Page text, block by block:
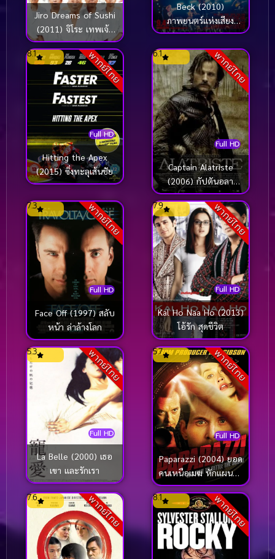
Jiro Dreams of Sushi
(2011) จิโระ เทพเจ้า
ซูชิ
Beck (2010)
ภาพยนตร์แห่งเสียง
ดนตรี
พากย์ไทย
Full HD
8.1
Hitting the Apex
(2015) ซิ่งทะลุเส้นชัย
พากย์ไทย
Full HD
6.1
Captain Alatriste
(2006) กัปตันอลา
ทริสต์
พากย์ไทย
Full HD
7.3
Face Off (1997) สลับ
หน้า ล่าล้างโลก
พากย์ไทย
Full HD
7.9
Kal Ho Naa Ho (2013)
โอ้รัก สุดชีวิต
พากย์ไทย
Full HD
5.3
La Belle (2000) เธอ
เขา และรักเรา
พากย์ไทย
Full HD
5.7
Paparazzi (2004) ยอด
คนเหนือเมฆ หักแผนฆ่า
ปาปารัซซี่
พากย์ไทย
7.6 พากย์ไทย
8.1